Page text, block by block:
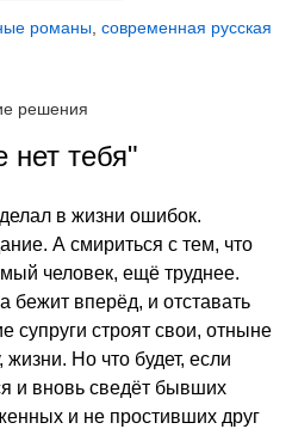
романы современная русская
решения
нет тебя"
в жизни ошибок.
А смириться с тем, что
человек, ещё труднее.
бежит вперёд, и отставать
супруги строят свои, отныне
жизни. Но что будет, если
и вновь сведёт бывших
и не простивших друг